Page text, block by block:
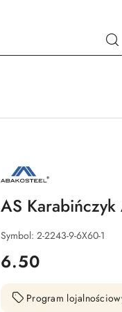
NAZWA
PRODUCENTA:
AS
Symbol: 2-2243-9-6X60-1
cena:
6.50
Program